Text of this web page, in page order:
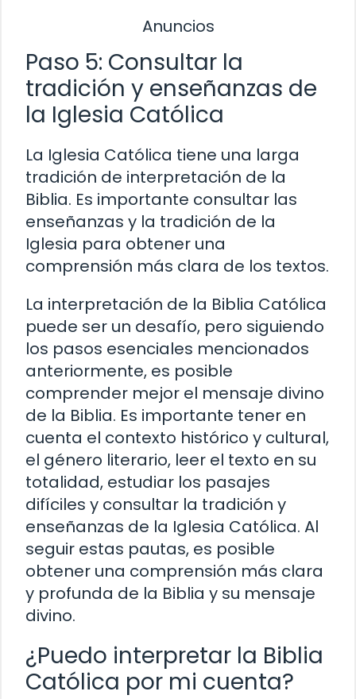
Anuncios
Paso 5: Consultar la
tradición y enseñanzas de
la Iglesia Católica
La Iglesia Católica tiene una larga
tradición de interpretación de la
Biblia. Es importante consultar las
enseñanzas y la tradición de la
Iglesia para obtener una
comprensión más clara de los textos.
La interpretación de la Biblia Católica
puede ser un desafío, pero siguiendo
los pasos esenciales mencionados
anteriormente, es posible
comprender mejor el mensaje divino
de la Biblia. Es importante tener en
cuenta el contexto histórico y cultural,
el género literario, leer el texto en su
totalidad, estudiar los pasajes
difíciles y consultar la tradición y
enseñanzas de la Iglesia Católica. Al
seguir estas pautas, es posible
obtener una comprensión más clara
y profunda de la Biblia y su mensaje
divino.
¿Puedo interpretar la Biblia
Católica por mi cuenta?